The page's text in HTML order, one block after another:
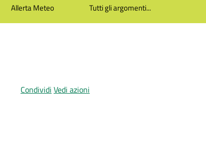
Allerta Meteo Tutti gli argomenti...
Condividi Vedi azioni